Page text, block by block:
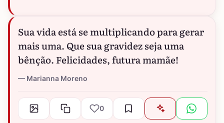
Sua vida está se multiplicando para gerar
mais uma. Que sua gravidez seja uma
bênção. Felicidades, futura mamãe!
Marianna Moreno
0